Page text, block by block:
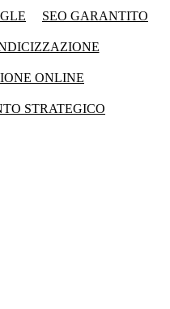
SEO GARANTITO
ONLINE
STRATEGICO